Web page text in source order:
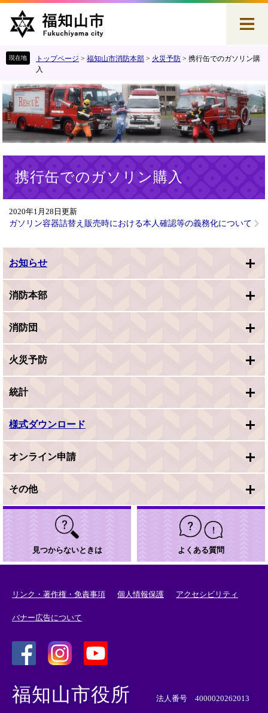
す
。
し
て
本
文
へ
トップページ > 福知山市消防本部 > 火災予防 > 携行缶でのガソリン購
入
携行缶でのガソリン購入
2020年1月28日更新
ガソリン容器詰替え販売時における本人確認等の義務化について
お知らせ
消防本部
消防団
火災予防
統計
様式ダウンロード
オンライン申請
その他
見つからないときは よくある質問
リンク・著作権・免責事項 個人情報保護 アクセシビリティ
バナー広告について
外
部
リ
外
リ
外
部
福知山市役所 法人番号 4000020262013